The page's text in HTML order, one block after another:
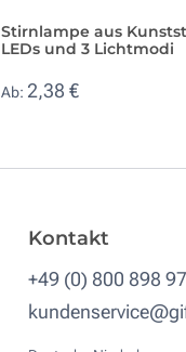
Stirnlampe aus
LEDs und 3 Lichtmodi
Ab: 2,38 €
Kontakt
+49 (0) 800 898